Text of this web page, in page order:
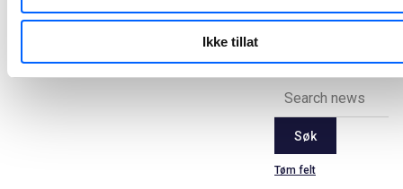
Ikke tillat
Alle
Søk
Tøm felt